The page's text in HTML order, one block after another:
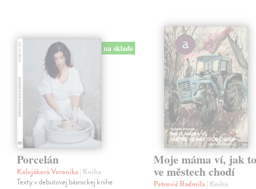
na sklade
Porcelán
Kolejáková Veronika| Kniha
Texty v debutovej básnickej knihe
Moje máma ví, jak to
ve městech chodí
Petrovič Radmila| Kniha